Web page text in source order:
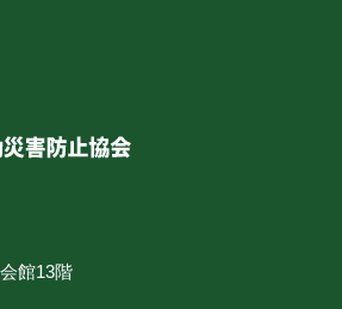
館13階